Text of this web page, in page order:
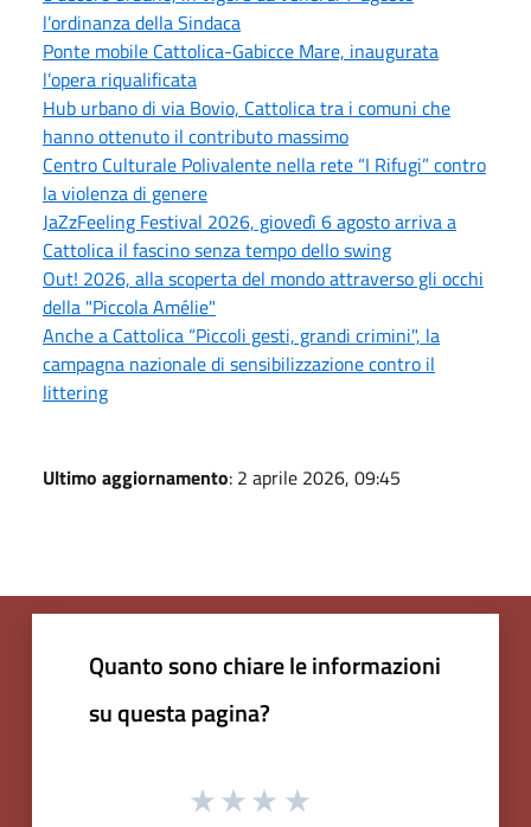
l’ordinanza della Sindaca
Ponte mobile Cattolica-Gabicce Mare, inaugurata
l’opera riqualificata
Hub urbano di via Bovio, Cattolica tra i comuni che
hanno ottenuto il contributo massimo
Centro Culturale Polivalente nella rete “I Rifugi” contro
la violenza di genere
JaZzFeeling Festival 2026, giovedì 6 agosto arriva a
Cattolica il fascino senza tempo dello swing
Out! 2026, alla scoperta del mondo attraverso gli occhi
della "Piccola Amélie"
Anche a Cattolica “Piccoli gesti, grandi crimini", la
campagna nazionale di sensibilizzazione contro il
littering
Ultimo aggiornamento: 2 aprile 2026, 09:45
Quanto sono chiare le informazioni
su questa pagina?